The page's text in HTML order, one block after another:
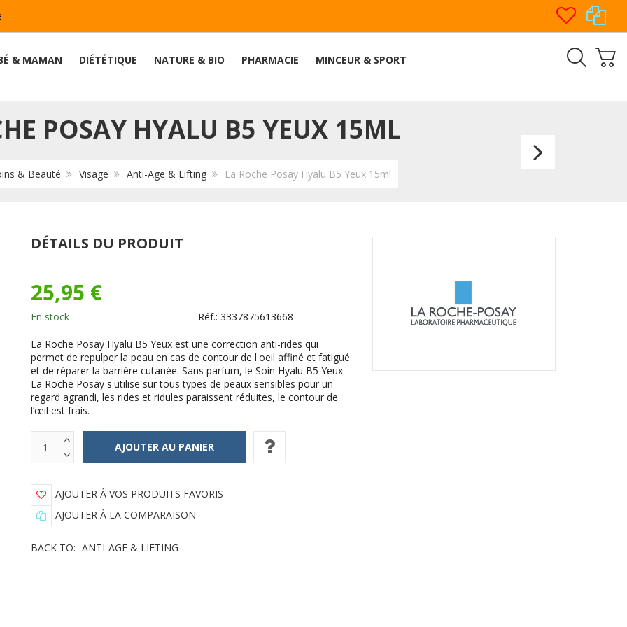
& MAMAN DIÉTÉTIQUE NATURE & BIO PHARMACIE MINCEUR & SPORT
POSAY HYALU B5 YEUX 15ML
& Beauté Visage Anti-Age & Lifting La Roche Posay Hyalu B5 Yeux 15ml
La
Pure
30ml
DÉTAILS DU PRODUIT
25,95 €
En stock Réf.: 3337875613668
La Roche Posay Hyalu B5 Yeux est une correction anti-rides qui
permet de repulper la peau en cas de contour de l'oeil affiné et fatigué
et de réparer la barrière cutanée. Sans parfum, le Soin Hyalu B5 Yeux
La Roche Posay s'utilise sur tous types de peaux sensibles pour un
regard agrandi, les rides et ridules paraissent réduites, le contour de
l’œil est frais.
AJOUTER À VOS PRODUITS FAVORIS
AJOUTER À LA COMPARAISON
BACK TO: ANTI-AGE & LIFTING